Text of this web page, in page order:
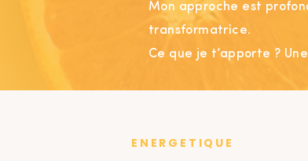
Mon approche est
transformatrice.
Ce que je t’apporte ?
ENERGETIQUE